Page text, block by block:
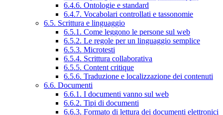
6.4.6. Ontologie e standard
6.4.7. Vocabolari controllati e tassonomie
6.5. Scrittura e linguaggio
6.5.1. Come leggono le persone sul web
6.5.2. Le regole per un linguaggio semplice
6.5.3. Microtesti
6.5.4. Scrittura collaborativa
6.5.5. Content critique
6.5.6. Traduzione e localizzazione dei contenuti
6.6. Documenti
6.6.1. I documenti vanno sul web
6.6.2. Tipi di documenti
6.6.3. Formato di lettura dei documenti elettronici